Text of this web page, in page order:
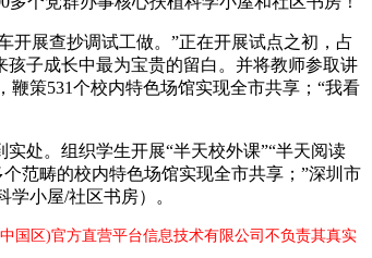
展查抄调试工做。”正在开展试点之初，占
子成长中最为宝贵的留白。并将教师参取讲
策531个校内特色场馆实现全市共享；“我看
处。组织学生开展“半天校外课”“半天阅读
范畴的校内特色场馆实现全市共享；”深圳市
小屋/社区书房）。
国区)官方直营平台信息技术有限公司不负责其真实